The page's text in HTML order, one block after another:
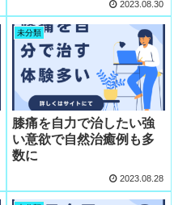
2023.08.30
未分類
膝痛を自力で治したい強
い意欲で自然治癒例も多
数に
2023.08.28